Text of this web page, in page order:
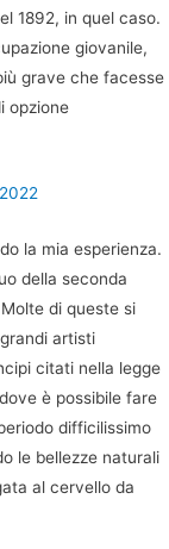
1892, in quel caso.
giovanile,
grave che facesse
opzione
la mia esperienza.
della seconda
di queste si
artisti
citati nella legge
è possibile fare
difficilissimo
le bellezze naturali
al cervello da